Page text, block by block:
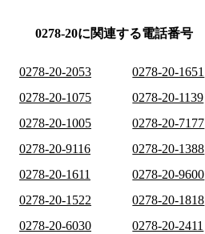
0278-20に関連する電話番号
0278-20-2053 0278-20-1651
0278-20-1075
0278-20-1139
0278-20-1005
0278-20-7177
0278-20-9116
0278-20-1388
0278-20-1611
0278-20-9600
0278-20-1522
0278-20-1818
0278-20-6030
0278-20-2411